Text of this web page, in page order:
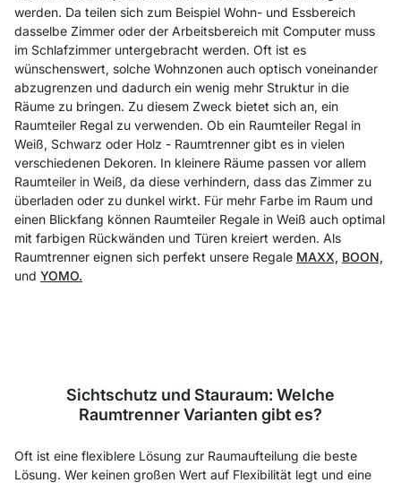
werden. Da teilen sich zum Beispiel Wohn- und Essbereich
dasselbe Zimmer oder der Arbeitsbereich mit Computer muss
im Schlafzimmer untergebracht werden. Oft ist es
wünschenswert, solche Wohnzonen auch optisch voneinander
abzugrenzen und dadurch ein wenig mehr Struktur in die
Räume zu bringen. Zu diesem Zweck bietet sich an, ein
Raumteiler Regal zu verwenden. Ob ein Raumteiler Regal in
Weiß, Schwarz oder Holz - Raumtrenner gibt es in vielen
verschiedenen Dekoren. In kleinere Räume passen vor allem
Raumteiler in Weiß, da diese verhindern, dass das Zimmer zu
überladen oder zu dunkel wirkt. Für mehr Farbe im Raum und
einen Blickfang können Raumteiler Regale in Weiß auch optimal
mit farbigen Rückwänden und Türen kreiert werden. Als
Raumtrenner eignen sich perfekt unsere Regale MAXX, BOON,
und YOMO.
Sichtschutz und Stauraum: Welche
Raumtrenner Varianten gibt es?
Oft ist eine flexiblere Lösung zur Raumaufteilung die beste
Lösung. Wer keinen großen Wert auf Flexibilität legt und eine